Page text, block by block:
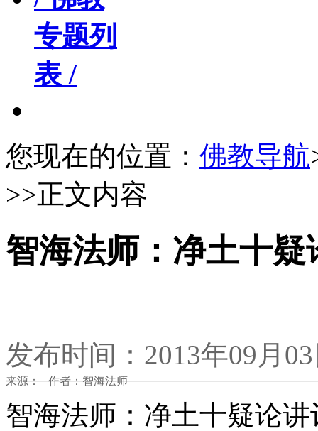
专题列
表 /
您现在的位置： 佛教导航
>>正文内容
智海法师：净土十
发布时间：2013年09月
来源： 作者：智海法师
智海法师：净土十疑论